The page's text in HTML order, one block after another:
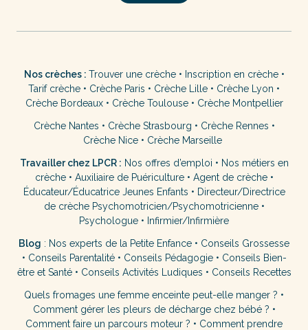
Nos crèches : Trouver une crèche• Inscription en crèche•
Tarif crèche • Crèche Paris • Crèche Lille • Crèche Lyon •
Crèche Bordeaux• Crèche Toulouse• Crèche Montpellier
Crèche Nantes • Crèche Strasbourg • Crèche Rennes •
Crèche Nice • Crèche Marseille
Travailler chez LPCR : Nos offres d’emploi • Nos métiers en
crèche• Auxiliaire de Puériculture• Agent de crèche•
Éducateur/Éducatrice Jeunes Enfants • Directeur/Directrice
de crèche Psychomotricien/Psychomotricienne•
Psychologue • Infirmier/Infirmière
Blog : Nos experts de la Petite Enfance • Conseils Grossesse
• Conseils Parentalité• Conseils Pédagogie• Conseils Bien-
être et Santé• Conseils Activités Ludiques • Conseils Recettes
Quels fromages une femme enceinte peut-elle manger ? •
Comment gérer les pleurs de décharge chez bébé ? •
Comment faire un parcours moteur ? • Comment prendre